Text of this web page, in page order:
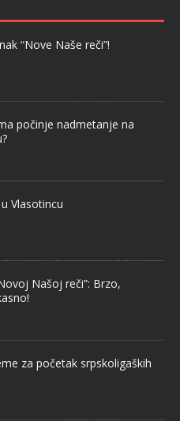
“Nove Naše reči”!
počinje nadmetanje na
Vlasotincu
Našoj reči”: Brzo,
za početak srpskoligaških